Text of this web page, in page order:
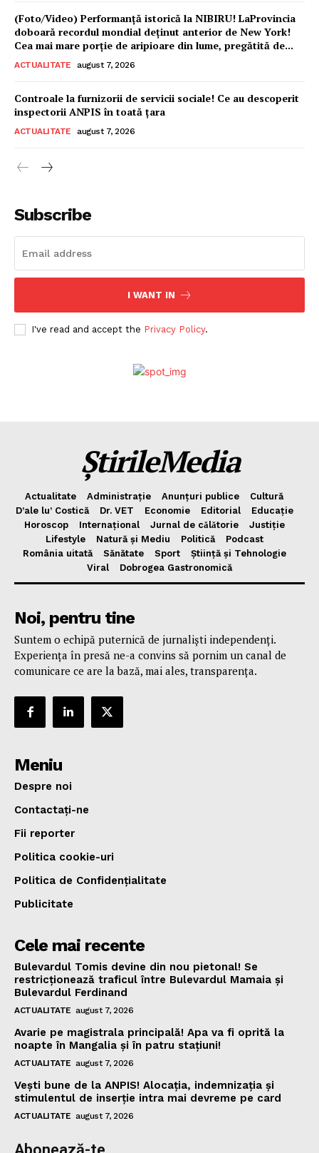
(Foto/Video) Performanță istorică la NIBIRU! LaProvincia
doboară recordul mondial deținut anterior de New York!
Cea mai mare porție de aripioare din lume, pregătită de...
ACTUALITATE august 7, 2026
Controale la furnizorii de servicii sociale! Ce au descoperit
inspectorii ANPIS în toată țara
ACTUALITATE august 7, 2026
Subscribe
I WANT IN
I've read and accept the Privacy Policy.
ȘtirileMedia
Actualitate Administrație Anunțuri publice
Cultură
D’ale lu’ Costică
Dr. VET Economie Editorial
Educație
Horoscop
Internațional Jurnal de cǎlǎtorie
Justiție
Lifestyle
Natură și Mediu Politică
Podcast
România uitată
Sănătate Sport
Știință și Tehnologie
Viral
Dobrogea Gastronomică
Noi, pentru tine
Suntem o echipă puternică de jurnaliști independenți.
Experiența în presă ne-a convins să pornim un canal de
comunicare ce are la bază, mai ales, transparența.
Meniu
Despre noi
Contactați-ne
Fii reporter
Politica cookie-uri
Politica de Confidențialitate
Publicitate
Cele mai recente
Bulevardul Tomis devine din nou pietonal! Se
restricționează traficul între Bulevardul Mamaia și
Bulevardul Ferdinand
ACTUALITATE august 7, 2026
Avarie pe magistrala principală! Apa va fi oprită la
noapte în Mangalia și în patru stațiuni!
ACTUALITATE august 7, 2026
Vești bune de la ANPIS! Alocația, indemnizația și
stimulentul de inserție intra mai devreme pe card
ACTUALITATE august 7, 2026